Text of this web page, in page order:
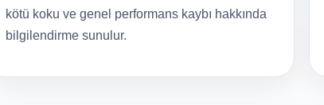
kötü koku ve genel performans kaybı hakkında
bilgilendirme sunulur.